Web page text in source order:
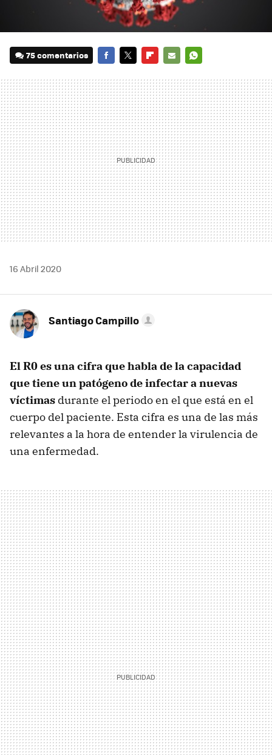
75 comentarios
MAIL
16 Abril 2020
Santiago Campillo
El R0 es una cifra que habla de la capacidad
que tiene un patógeno de infectar a nuevas
víctimas durante el periodo en el que está en el
cuerpo del paciente. Esta cifra es una de las más
relevantes a la hora de entender la virulencia de
una enfermedad.